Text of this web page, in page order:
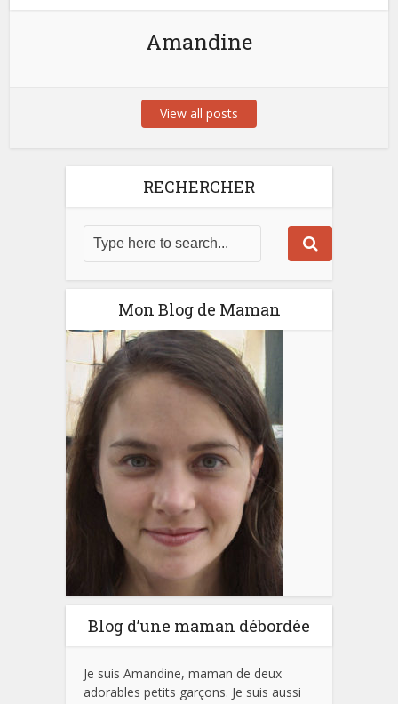
Amandine
View all posts
RECHERCHER
Mon Blog de Maman
Blog d’une maman débordée
Je suis Amandine, maman de deux
adorables petits garçons. Je suis aussi